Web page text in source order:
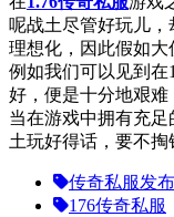
呢战土尽管好玩儿
理想化，因此假如大
例如我们可以见到
好，便是十分地艰
当在游戏中拥有充
土玩好得话，要不
传奇私服发
176传奇私服